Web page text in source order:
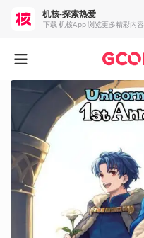
机核-探索热爱
下载 机核App 浏览更多精彩内容